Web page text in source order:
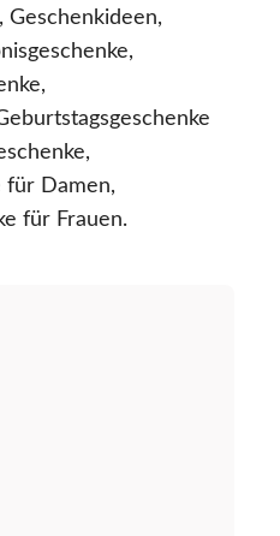
Geschenkideen,
für Damen,
für Frauen.